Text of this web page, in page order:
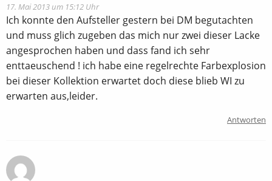
17. Mai 2013 um 15:12 Uhr
Ich konnte den Aufsteller gestern bei DM begutachten
und muss glich zugeben das mich nur zwei dieser Lacke
angesprochen haben und dass fand ich sehr
enttaeuschend ! ich habe eine regelrechte Farbexplosion
bei dieser Kollektion erwartet doch diese blieb WI zu
erwarten aus,leider.
Antworten